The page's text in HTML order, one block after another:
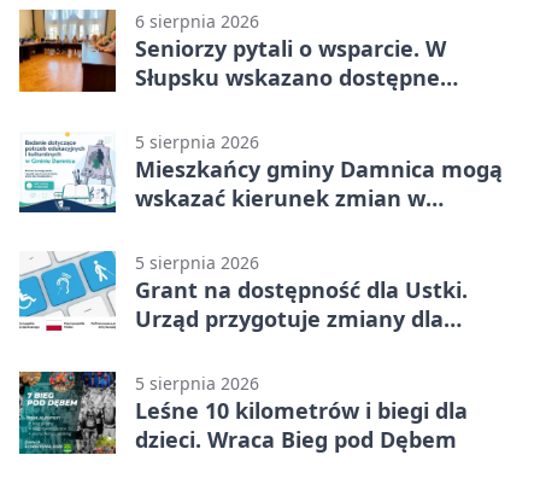
6 sierpnia 2026
Seniorzy pytali o wsparcie. W
Słupsku wskazano dostępne
5 sierpnia 2026
Mieszkańcy gminy Damnica mogą
wskazać kierunek zmian w
5 sierpnia 2026
Grant na dostępność dla Ustki.
Urząd przygotuje zmiany dla
5 sierpnia 2026
Leśne 10 kilometrów i biegi dla
dzieci. Wraca Bieg pod Dębem